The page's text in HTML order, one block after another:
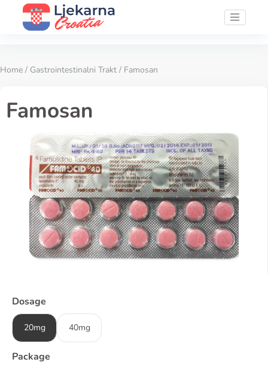
Home / Gastrointestinalni Trakt / Famosan
Famosan
Dosage
20mg 40mg
Package